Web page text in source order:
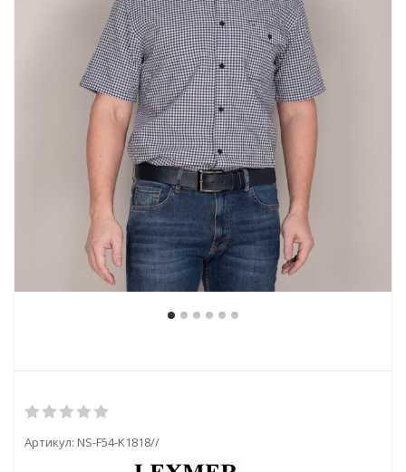
Артикул: NS-F54-K1818//